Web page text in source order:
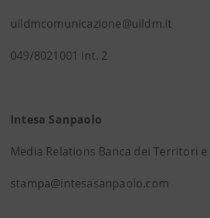
uildmcomunicazione@uildm.it
049/8021001 int. 2
Intesa Sanpaolo
Media Relations Banca dei Territori
stampa@intesasanpaolo.com